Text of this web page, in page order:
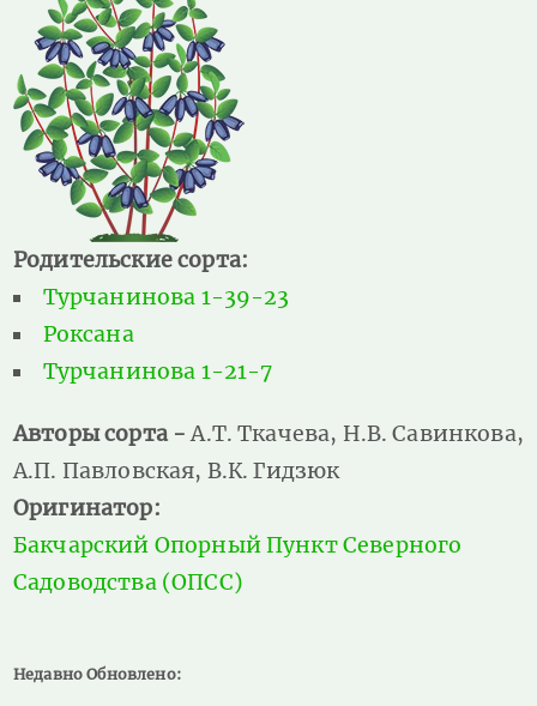
Родительские сорта:
Турчанинова 1-39-23
Роксана
Турчанинова 1-21-7
Авторы сорта -A.Т. Ткачева, Н.В. Савинкова,
А.П. Павловская, В.К. Гидзюк
Оригинатор:
Бакчарский Опорный Пункт Северного
Садоводства (ОПСС)
Недавно Обновлено: